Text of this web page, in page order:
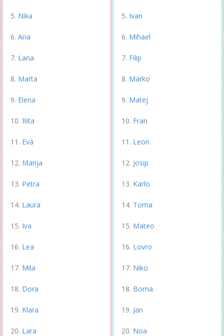
Nika
Ana
Lana
Marta
Elena
Rita
Eva
Marija
Petra
Laura
Iva
Lea
Mila
Dora
Klara
Lara
Ivan
Mihael
Filip
Marko
Matej
Fran
Leon
Josip
Karlo
Toma
Mateo
Lovro
Niko
Borna
Jan
Noa